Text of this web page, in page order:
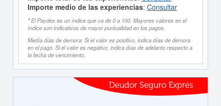
Importe medio de las experiencias: Consultar
* El Paydex es un índice que va de 0 a 100. Mayores valores en el
índice son indicativos de mayor puntualidad en los pagos.
Medía días de demora: Si el valor es positivo, indica días de demora
en el pago. Si el valor es negativo, indica días de adelanto respecto a
la fecha de vencimiento.
Deudor Seguro Exprés